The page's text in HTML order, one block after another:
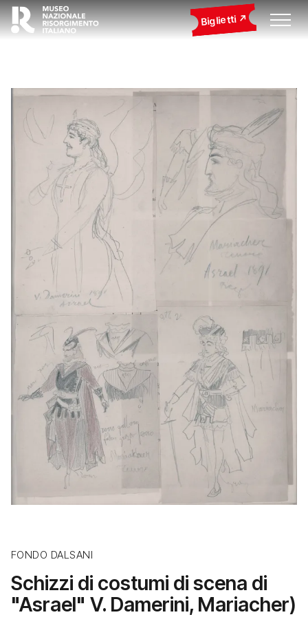
Biglietti
FONDO DALSANI
Schizzi di costumi di scena di
"Asrael" V. Damerini, Mariacher)